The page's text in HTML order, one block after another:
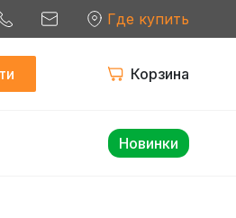
Где купить
Корзина
Новинки